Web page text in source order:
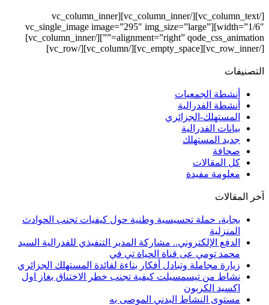
[/vc_column_text][/vc_column_inner][vc_column_inner
width=”1/6″][vc_single_image image=”295″ img_size=”large”
alignment=”right” qode_css_animation=””][/vc_column_inner]
[/vc_row_inner][vc_empty_space][/vc_column][/vc_row]
التصنيفات
أنشطة الجمعيات
أنشطة الفدرالية
المستهلك-الجزائري
بيانات الفدرالية
جديد المستهلك
صحافة
كل المقالات
معلومة مفيدة
آخر المقالات
بجاية، حملة تحسيسية وطنية حول كيفيات تجنب الحوادث
المنزلية
الدفع الإلكتروني.. مشاركة المدير التنفيذي للفدرالية السيد
محمد تومي عى قناة الحياة تي في
زيارة مجاملة وتبادل أفكار بناءة لفائدة المستهلك الجزائري
نشاط من تيسمسيلت كيفية تجنب خطر الاختناق بغاز اول
اكسيد الكربون
مستوى النشاط البدني الموصى به